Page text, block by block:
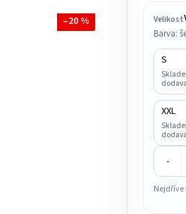
Velikost
Barva:
S
XXL
-
–20 %